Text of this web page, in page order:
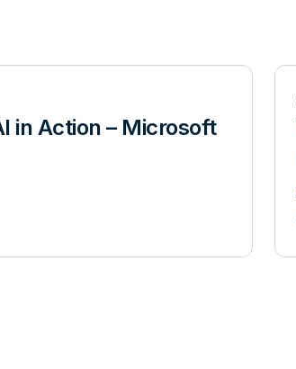
in Action – Microsoft